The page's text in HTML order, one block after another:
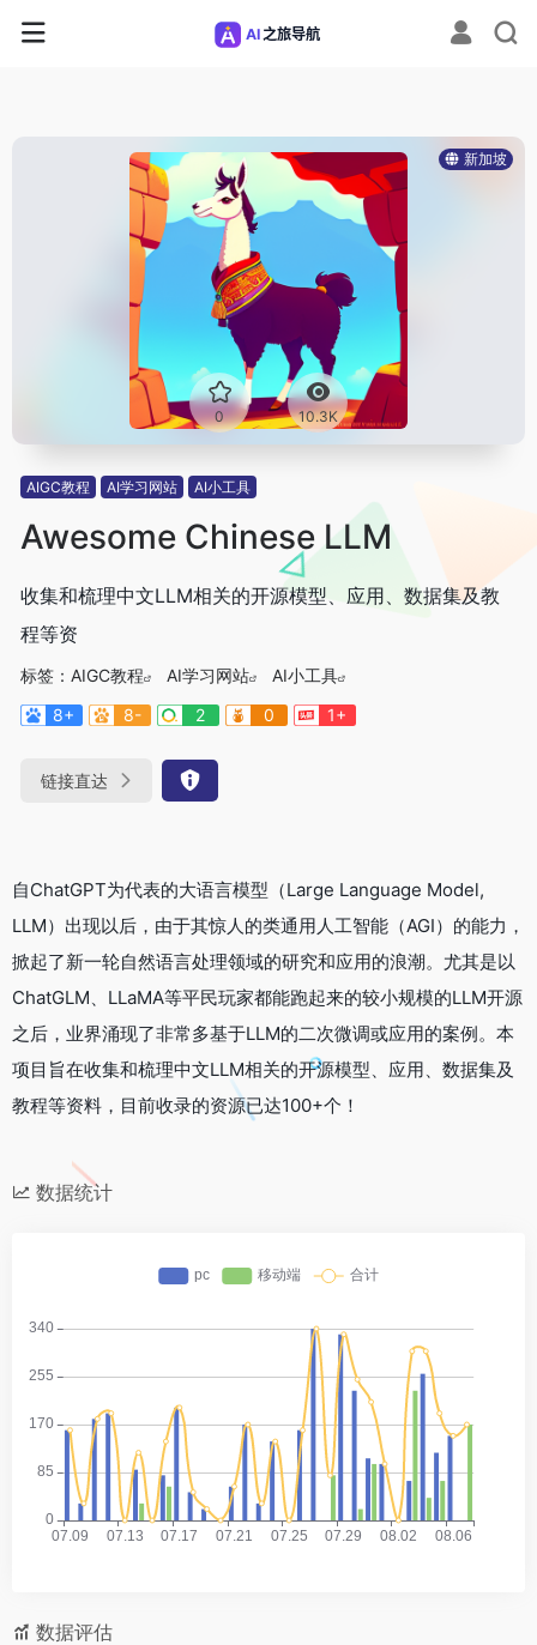
新加坡
0 10.3K
AIGC教程 AI学习网站 AI小工具
Awesome Chinese LLM
收集和梳理中文LLM相关的开源模型、应用、数据集及教
程等资
标签： AIGC教程 AI学习网站
AI小工具
8+
8- 2 0 1+
链接直达
自ChatGPT为代表的大语言模型（Large Language Model,
LLM）出现以后，由于其惊人的类通用人工智能（AGI）的能力，
掀起了新一轮自然语言处理领域的研究和应用的浪潮。尤其是以
ChatGLM、LLaMA等平民玩家都能跑起来的较小规模的LLM开源
之后，业界涌现了非常多基于LLM的二次微调或应用的案例。本
项目旨在收集和梳理中文LLM相关的开源模型、应用、数据集及
教程等资料，目前收录的资源已达100+个！
数据统计
数据评估